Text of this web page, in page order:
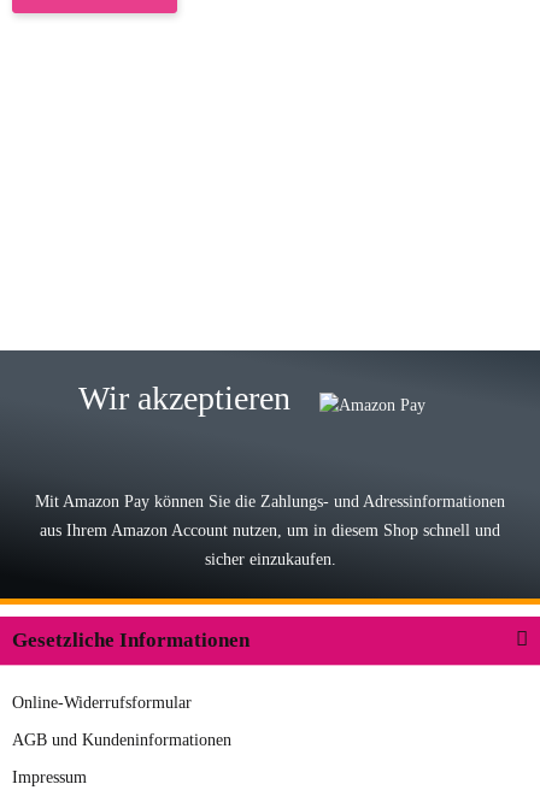
Lieferung, man kann bedenkenlos
Der Koffer macht einen sehr soliden
Wir akzeptieren
Mit Amazon Pay können Sie die Zahlungs- und Adressinformationen
aus Ihrem Amazon Account nutzen, um in diesem Shop schnell und
sicher einzukaufen.
Gesetzliche Informationen
Online-Widerrufsformular
AGB und Kundeninformationen
Impressum